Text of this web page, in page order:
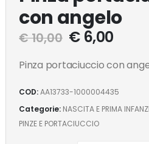
con angelo
€10,00 €6,00
Pinza portaciuccio con
COD:AA13733-1000004435
Categorie: NASCITA E PRIMA
PINZE E PORTACIUCCIO